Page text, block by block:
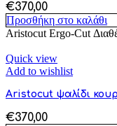
€370,00
Προσθήκη στο καλάθι
Aristocut Ergo-Cut
Quick view
Add to wishlist
Aristocut ψαλίδι
€370,00